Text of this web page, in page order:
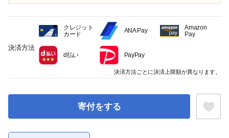
寄付をする
決済方法
クレジット
カード
ANA Pay
Amazon
Pay
d払い PayPay
決済方法ごとに決済上限額が異なります。